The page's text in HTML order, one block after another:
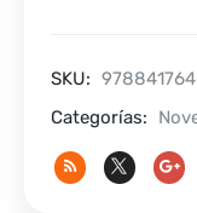
SKU:
Categorías: